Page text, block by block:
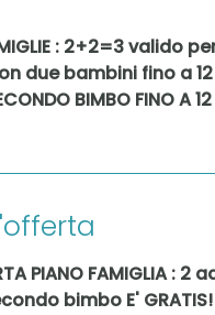
: 2+2=3 valido
due bambini fino a 12
BIMBO FINO A
PIANO FAMIGLIA : 2
bimbo E' GRATIS!